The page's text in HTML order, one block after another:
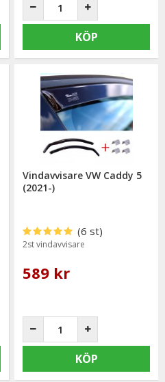
KÖP
Vindavvisare VW Caddy 5
(2021-)
(6 st)
2st vindavvisare
589 kr
KÖP